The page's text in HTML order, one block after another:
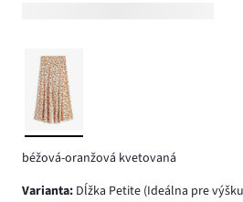
béžová-oranžová kvetovaná
varianta: Dĺžka Petite (Ideálna pre